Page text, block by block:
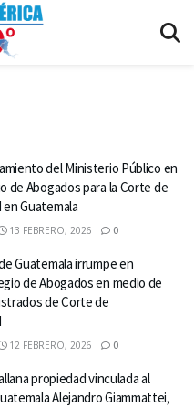
del Ministerio Público en
de Abogados para la Corte de
Guatemala
13 FEBRERO, 2026 0
Guatemala irrumpe en
de Abogados en medio de
de Corte de
12 FEBRERO, 2026 0
propiedad vinculada al
Alejandro Giammattei,